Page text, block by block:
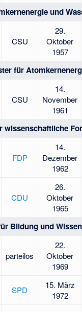
und
CSU
29.
Oktober
1957
für
CSU
14.
November
1961
wissenschaftliche
FDP
14.
Dezember
1962
CDU
26.
Oktober
1965
Bildung und
parteilos
22.
Oktober
1969
SPD
15. März
1972